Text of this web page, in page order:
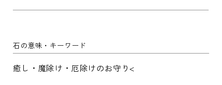
石の意味・キーワード
癒し・魔除け・厄除けのお守り<